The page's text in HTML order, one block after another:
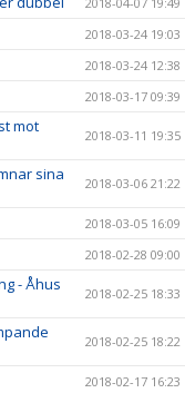
2018-03-24 19:03
2018-03-24 12:38
2018-03-17 09:39
mot
2018-03-11 19:35
sina
2018-03-06 21:22
2018-03-05 16:09
2018-02-28 09:00
- Åhus
2018-02-25 18:33
2018-02-25 18:22
2018-02-17 16:23